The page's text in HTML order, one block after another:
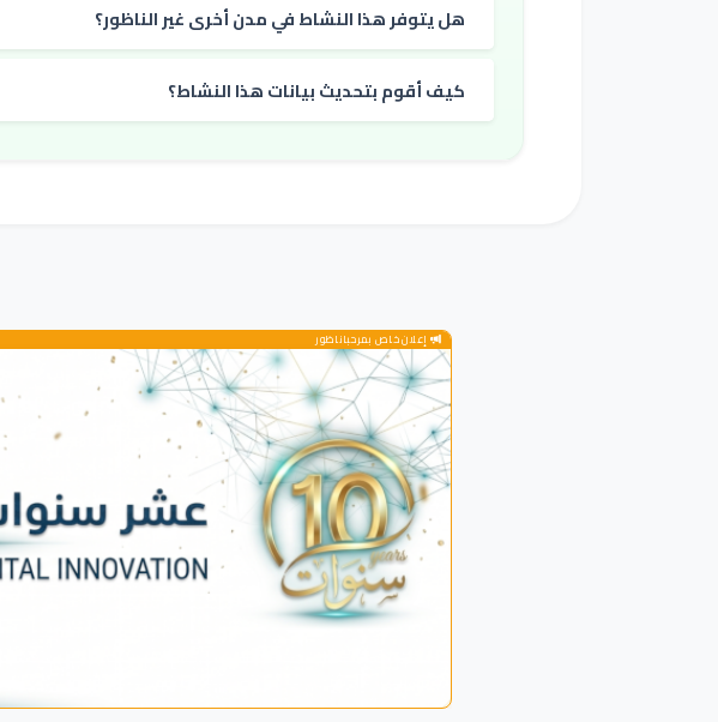
هل يتوفر هذا النشاط في مدن أخرى غير الناظور؟
كيف أقوم بتحديث بيانات هذا النشاط؟
إعلان خاص بمرحباناظور